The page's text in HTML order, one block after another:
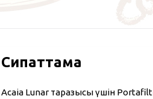
Сипаттама
Acaia Lunar таразысы үшін